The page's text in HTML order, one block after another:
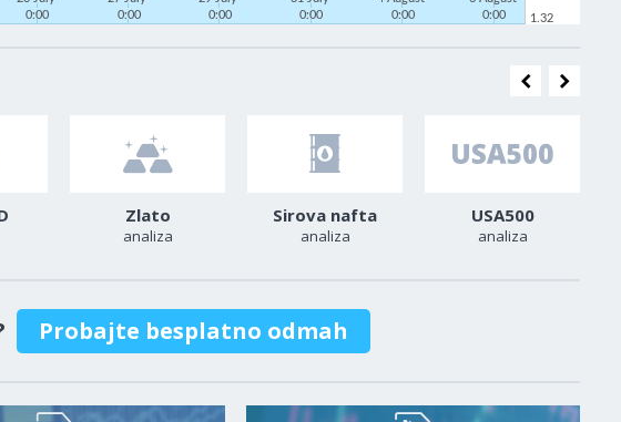
0:00
0:00
0:00
0:00
0:00
0:00
1.32
Zlato
analiza
Sirova nafta
analiza
USA500
analiza
Probajte besplatno odmah